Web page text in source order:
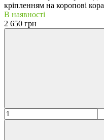
В наявності
2 650 грн